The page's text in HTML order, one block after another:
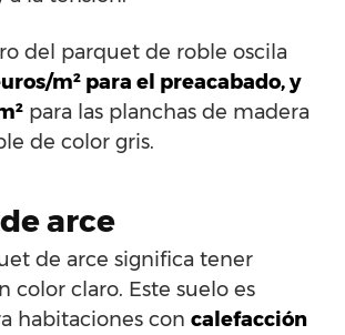
del parquet de roble oscila
m² para el preacabado, y
para las planchas de madera
de color gris.
arce
de arce significa tener
color claro. Este suelo es
habitaciones con calefacción